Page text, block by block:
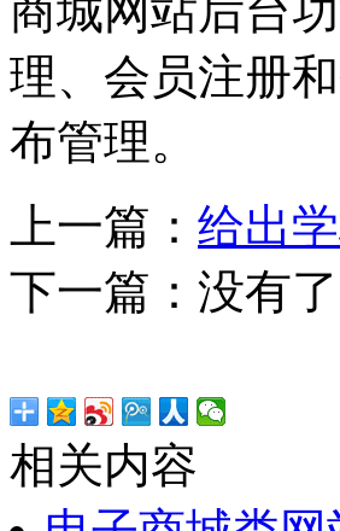
商城网站后台
理、会员注册
布管理。
上一篇： 给出
下一篇：没有了
相关内容